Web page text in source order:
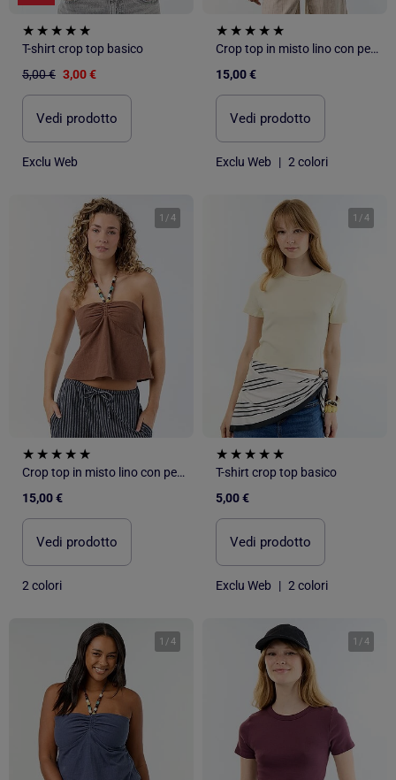
T-shirt crop top basico
5,00 € 3,00 €
Vedi prodotto
Exclu Web
Crop top in misto lino con perle
15,00 €
Vedi prodotto
Exclu Web | 2 colori
1 /4
Crop top in misto lino con perle
15,00 €
Vedi prodotto
2 colori
1 /4
T-shirt crop top basico
5,00 €
Vedi prodotto
Exclu Web | 2 colori
1 /4 1 /4